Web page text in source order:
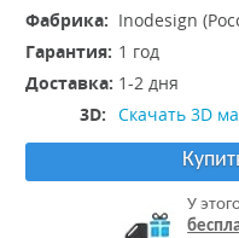
Фабрика: Inodesign
Гарантия: 1 год
Доставка: 1-2 дня
3D: Скачать 3D
У